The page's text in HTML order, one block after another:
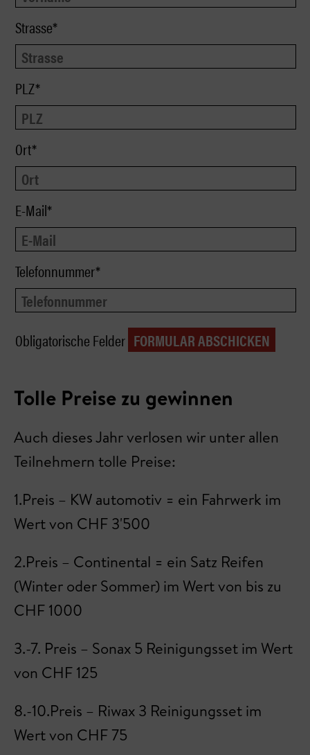
Strasse*
PLZ*
Ort*
E-Mail*
Telefonnummer*
Obligatorische Felder
Tolle Preise zu gewinnen
Auch dieses Jahr verlosen wir unter allen
Teilnehmern tolle Preise:
1.Preis – KW automotiv = ein Fahrwerk im
Wert von CHF 3'500
2.Preis – Continental = ein Satz Reifen
(Winter oder Sommer) im Wert von bis zu
CHF 1000
3.-7. Preis – Sonax 5 Reinigungsset im Wert
von CHF 125
8.-10.Preis – Riwax 3 Reinigungsset im
Wert von CHF 75